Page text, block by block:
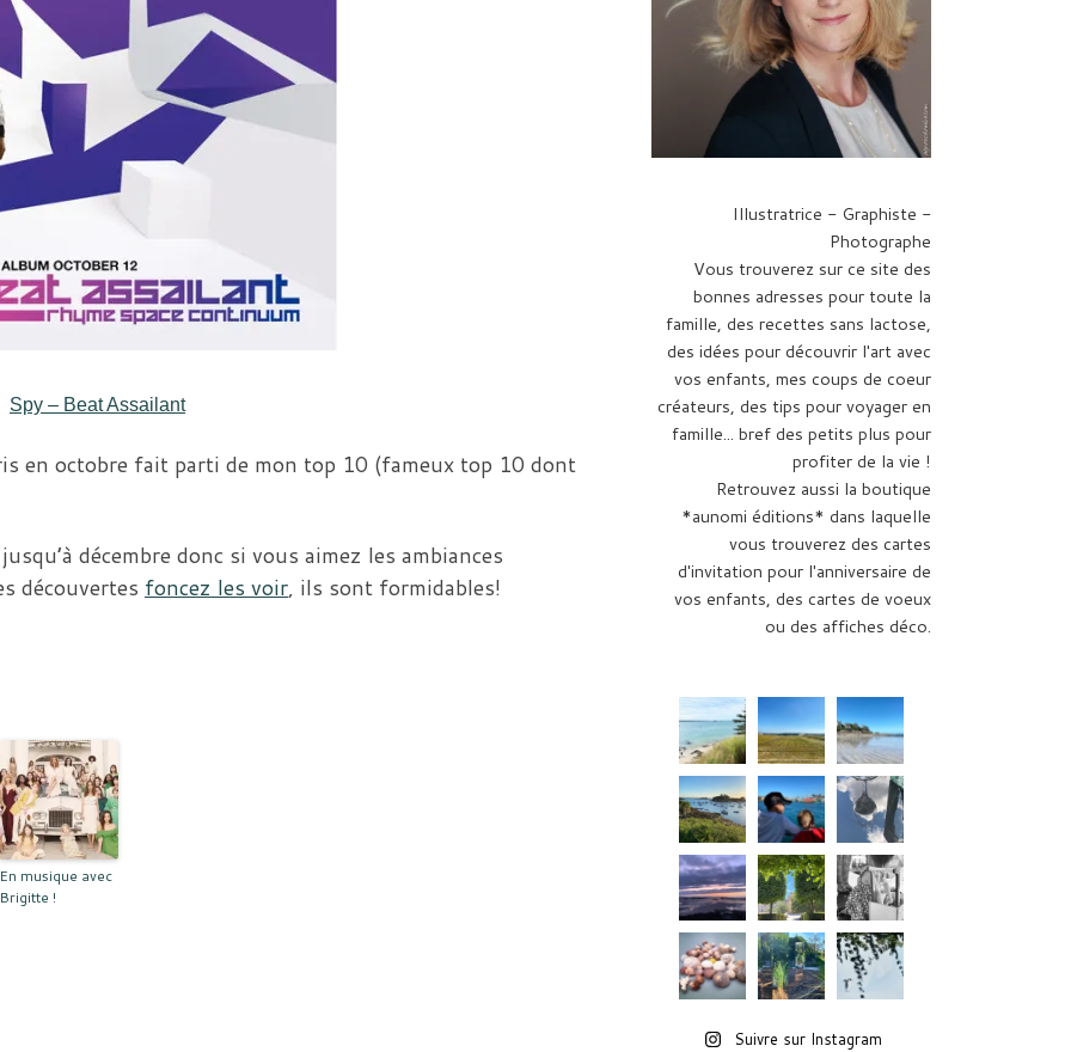
Spy – Beat Assailant
en octobre fait parti de mon top 10 (fameux top 10 dont
décembre donc si vous aimez les ambiances
découvertes foncez les voir, ils sont formidables!
En musique avec
Brigitte !
Illustratrice - Graphiste -
Photographe
Vous trouverez sur ce site des
bonnes adresses pour toute la
famille, des recettes sans lactose,
des idées pour découvrir l'art avec
vos enfants, mes coups de coeur
créateurs, des tips pour voyager en
famille... bref des petits plus pour
profiter de la vie !
Retrouvez aussi la boutique
*aunomi éditions* dans laquelle
vous trouverez des cartes
d'invitation pour l'anniversaire de
vos enfants, des cartes de voeux
ou des affiches déco.
Suivre sur Instagram